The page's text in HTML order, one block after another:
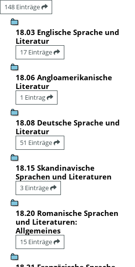
148 Einträge
18.03 Englische Sprache und
Literatur
17 Einträge
18.06 Angloamerikanische
Literatur
1 Eintrag
18.08 Deutsche Sprache und
Literatur
51 Einträge
18.15 Skandinavische
Sprachen und Literaturen
3 Einträge
18.20 Romanische Sprachen
und Literaturen:
Allgemeines
15 Einträge